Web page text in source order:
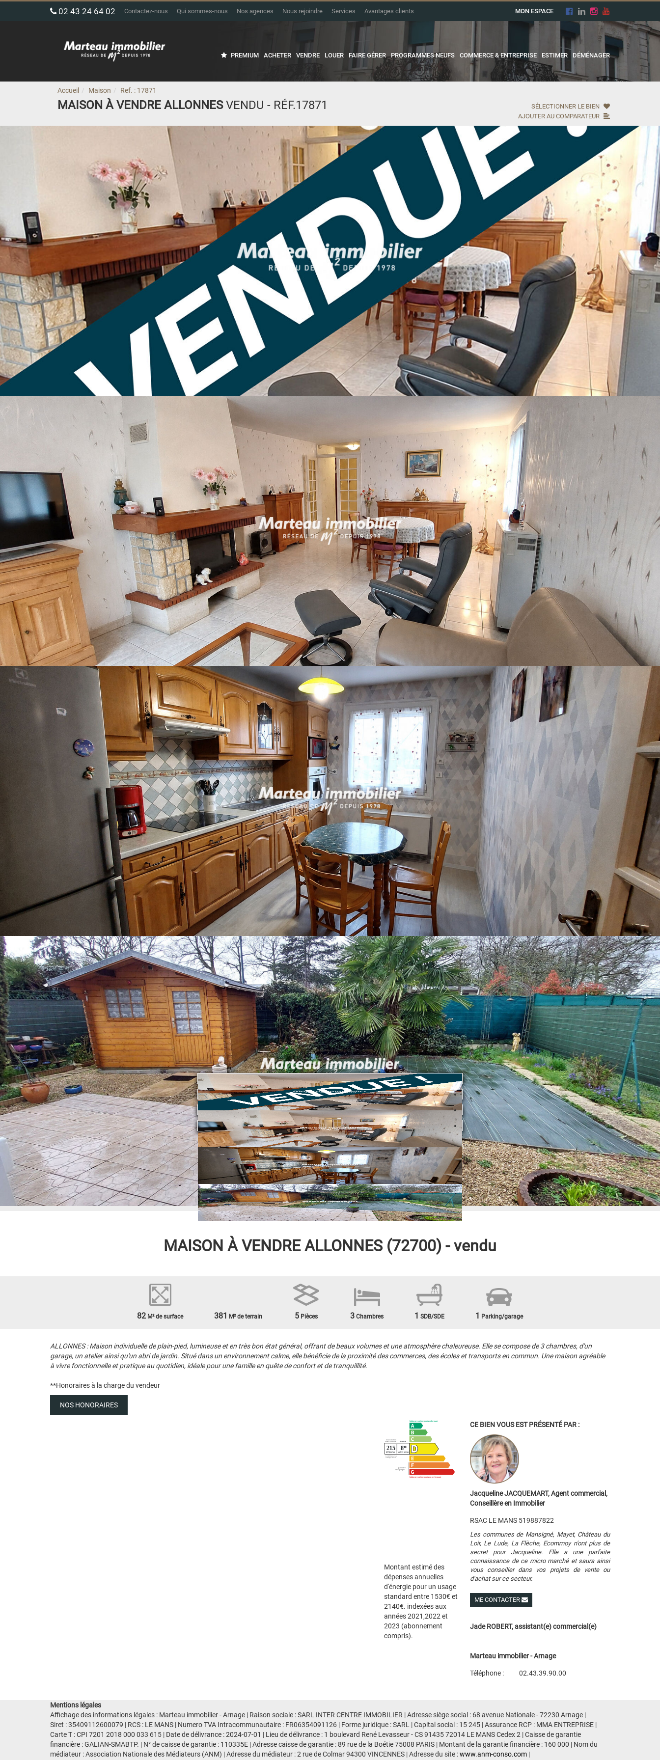
02 43 24 64 02 Contactez-nous Qui sommes-nous Nos agences Nous rejoindre Services Avantages clients MON ESPACE
PREMIUM ACHETER VENDRE LOUER FAIRE GÉRER PROGRAMMES NEUFS COMMERCE & ENTREPRISE ESTIMER DÉMÉNAGER
Accueil Maison Ref. : 17871
MAISON À VENDRE ALLONNESVENDU - RÉF.17871
SÉLECTIONNER LE BIEN
AJOUTER AU COMPARATEUR
MAISON À VENDREALLONNES (72700) - vendu
82 M² de surface 381 M² de terrain 5 Pièces 3 Chambres 1 SDB/SDE 1 Parking/garage
ALLONNES : Maison individuelle de plain-pied, lumineuse et en très bon état général, offrant de beaux volumes et une atmosphère chaleureuse. Elle se compose de 3 chambres, d'un
garage, un atelier ainsi qu'un abri de jardin. Situé dans un environnement calme, elle bénéficie de la proximité des commerces, des écoles et transports en commun. Une maison agréable
à vivre fonctionnelle et pratique au quotidien, idéale pour une famille en quête de confort et de tranquillité.
**Honoraires à la charge du vendeur
NOS HONORAIRES
Montant estimé des
dépenses annuelles
d'énergie pour un usage
standard entre 1530€ et
2140€. indexées aux
années 2021,2022 et
2023 (abonnement
compris).
CE BIEN VOUS EST PRÉSENTÉ PAR :
Jacqueline JACQUEMART, Agent commercial,
Conseillère en Immobilier
RSAC LE MANS 519887822
Les communes de Mansigné, Mayet, Château du
Loir, Le Lude, La Flèche, Ecommoy n'ont plus de
secret pour Jacqueline. Elle a une parfaite
connaissance de ce micro marché et saura ainsi
vous conseiller dans vos projets de vente ou
d'achat sur ce secteur.
ME CONTACTER
Jade ROBERT, assistant(e) commercial(e)
Marteau immobilier - Arnage
Téléphone :
02.43.39.90.00
Mentions légales
Affichage des informations légales : Marteau immobilier - Arnage | Raison sociale : SARL INTER CENTRE IMMOBILIER | Adresse siège social : 68 avenue Nationale - 72230 Arnage |
Siret : 35409112600079 | RCS : LE MANS | Numero TVA Intracommunautaire : FR06354091126 | Forme juridique : SARL | Capital social : 15 245 | Assurance RCP : MMA ENTREPRISE |
Carte T : CPI 7201 2018 000 033 615 | Date de délivrance : 2024-07-01 | Lieu de délivrance : 1 boulevard René Levasseur - CS 91435 72014 LE MANS Cedex 2 | Caisse de garantie
financière : GALIAN-SMABTP. | N° de caisse de garantie : 110335E | Adresse caisse de garantie : 89 rue de la Boétie 75008 PARIS | Montant de la garantie financière : 160 000 | Nom du
médiateur : Association Nationale des Médiateurs (ANM) | Adresse du médiateur : 2 rue de Colmar 94300 VINCENNES | Adresse du site :www.anm-conso.com |